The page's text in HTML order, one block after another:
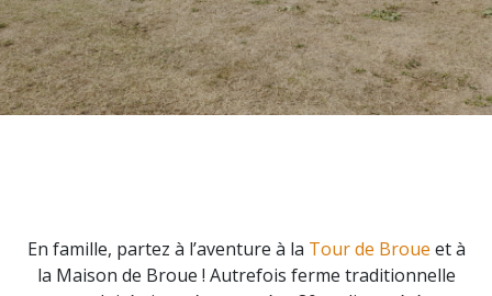
En famille, partez à l’aventure à la Tour de Broue et à
la Maison de Broue ! Autrefois ferme traditionnelle